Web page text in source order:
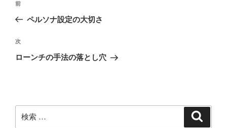
ビ
ゲ
ン
過
去
投
稿
前
ペルソナ設定の大切さ
次
の
次
ローンチの手法の落とし穴
検
索: